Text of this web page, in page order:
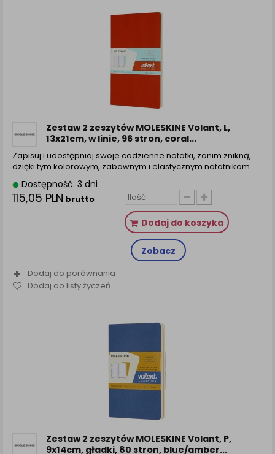
Zestaw 2 zeszytów MOLESKINE Volant, L,
13x21cm, w linie, 96 stron, coral...
Zapisuj i udostępniaj swoje codzienne notatki, zanim znikną,
dzięki tym kolorowym, zabawnym i elastycznym notatnikom…
Dostępność: 3 dni
115,05 PLN brutto
Dodaj do koszyka
Zobacz
Dodaj do porównania
Dodaj do listy życzeń
Zestaw 2 zeszytów MOLESKINE Volant, P,
9x14cm, gładki, 80 stron, blue/amber...